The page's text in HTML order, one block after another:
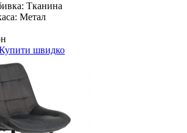
Тканина
Метал
швидко